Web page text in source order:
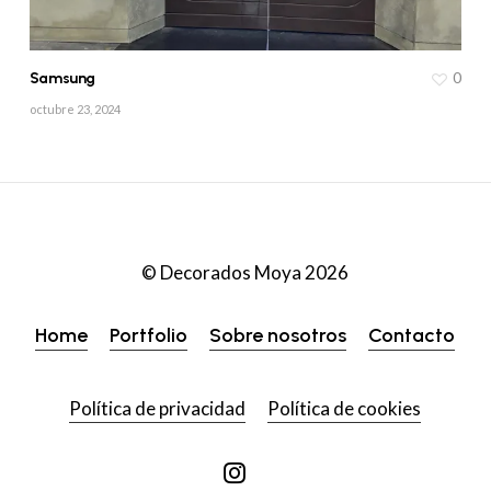
Samsung
octubre 23, 2024
0
© Decorados Moya 2026
Home Portfolio Sobre nosotros Contacto
Política de privacidad Política de cookies